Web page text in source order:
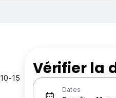
15 Vérifier la
Dates